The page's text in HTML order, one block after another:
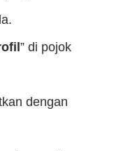
” di pojok
dengan